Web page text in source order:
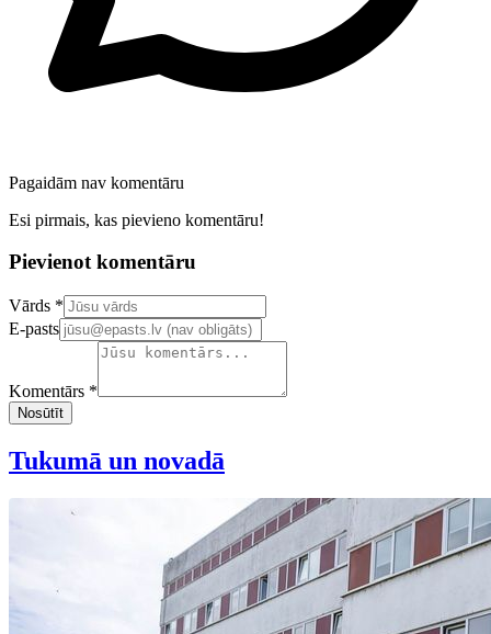
Pagaidām nav komentāru
Esi pirmais, kas pievieno komentāru!
Pievienot komentāru
Confirm your email address
Vārds *
E-pasts
Komentārs *
Nosūtīt
Tukumā un novadā